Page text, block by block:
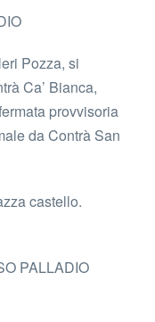
Pozza, si
Ca’ Bianca,
provvisoria
da Contrà San
castello.
PALLADIO